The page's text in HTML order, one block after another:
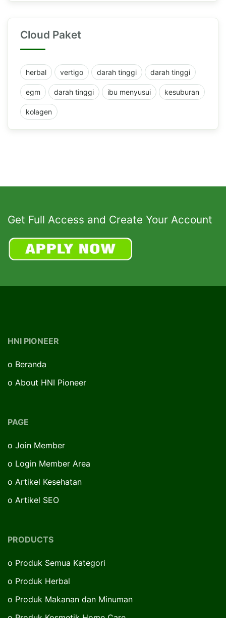
Cloud Paket
herbal vertigo darah tinggi darah tinggi
egm darah tinggi ibu menyusui kesuburan
kolagen
Get Full Access and Create Your Account
HNI PIONEER
o Beranda
o About HNI Pioneer
PAGE
o Join Member
o Login Member Area
o Artikel Kesehatan
o Artikel SEO
PRODUCTS
o Produk Semua Kategori
o Produk Herbal
o Produk Makanan dan Minuman